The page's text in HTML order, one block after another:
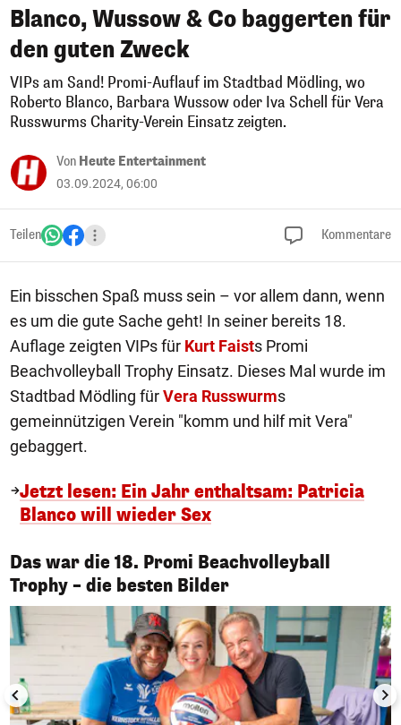
Blanco, Wussow & Co baggerten für
den guten Zweck
VIPs am Sand! Promi-Auflauf im Stadtbad Mödling, wo
Roberto Blanco, Barbara Wussow oder Iva Schell für Vera
Russwurms Charity-Verein Einsatz zeigten.
Von Heute Entertainment
03.09.2024, 06:00
Teilen Kommentare
Ein bisschen Spaß muss sein – vor allem dann, wenn
es um die gute Sache geht! In seiner bereits 18.
Auflage zeigten VIPs für Kurt Faists Promi
Beachvolleyball Trophy Einsatz. Dieses Mal wurde im
Stadtbad Mödling fürVera Russwurms
gemeinnützigen Verein "komm und hilf mit Vera"
gebaggert.
Jetzt lesen: Ein Jahr enthaltsam: Patricia
Blanco will wieder Sex
Das war die 18. Promi Beachvolleyball
Trophy – die besten Bilder
1/10